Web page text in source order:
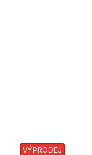
VÝPRODEJ